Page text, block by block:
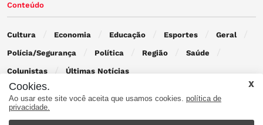
Conteúdo
Cultura Economia Educação Esportes Geral
Polícia/Segurança Política Região Saúde
Colunistas Últimas Notícias
Contato
Cookies.
Ao usar este site você aceita que usamos cookies. política de
privacidade.